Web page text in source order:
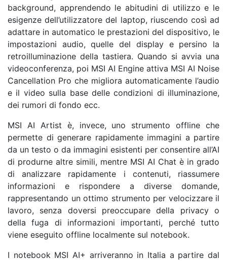
background, apprendendo le abitudini di utilizzo e le
esigenze dell’utilizzatore del laptop, riuscendo così ad
adattare in automatico le prestazioni del dispositivo, le
impostazioni audio, quelle del display e persino la
retroilluminazione della tastiera. Quando si avvia una
videoconferenza, poi MSI AI Engine attiva MSI AI Noise
Cancellation Pro che migliora automaticamente l’audio
e il video sulla base delle condizioni di illuminazione,
dei rumori di fondo ecc.
MSI AI Artist è, invece, uno strumento offline che
permette di generare rapidamente immagini a partire
da un testo o da immagini esistenti per consentire all’AI
di produrne altre simili, mentre MSI AI Chat è in grado
di analizzare rapidamente i contenuti, riassumere
informazioni e rispondere a diverse domande,
rappresentando un ottimo strumento per velocizzare il
lavoro, senza doversi preoccupare della privacy o
della fuga di informazioni importanti, perché tutto
viene eseguito offline localmente sul notebook.
I notebook MSI AI+ arriveranno in Italia a partire dal